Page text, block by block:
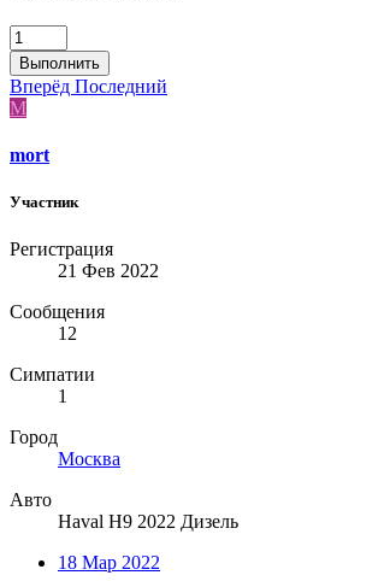
Выполнить
Вперёд Последний
M
mort
Участник
Регистрация
21 Фев 2022
Сообщения
12
Симпатии
1
Город
Москва
Авто
Haval H9 2022 Дизель
18 Мар 2022